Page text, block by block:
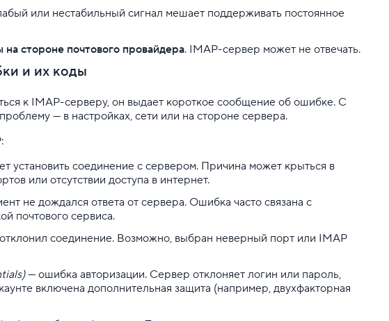
или нестабильный сигнал мешает поддерживать постоянное
стороне почтового провайдера. IMAP-сервер может не отвечать.
и их коды
к IMAP-серверу, он выдает короткое сообщение об ошибке. С
— в настройках, сети или на стороне сервера.
установить соединение с сервером. Причина может крыться в
или отсутствии доступа в интернет.
не дождался ответа от сервера. Ошибка часто связана с
почтового сервиса.
соединение. Возможно, выбран неверный порт или IMAP
— ошибка авторизации. Сервер отклоняет логин или пароль,
включена дополнительная защита (например, двухфакторная